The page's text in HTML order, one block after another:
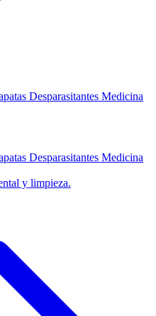
Desparasitantes Medicina
Desparasitantes Medicina
y limpieza.